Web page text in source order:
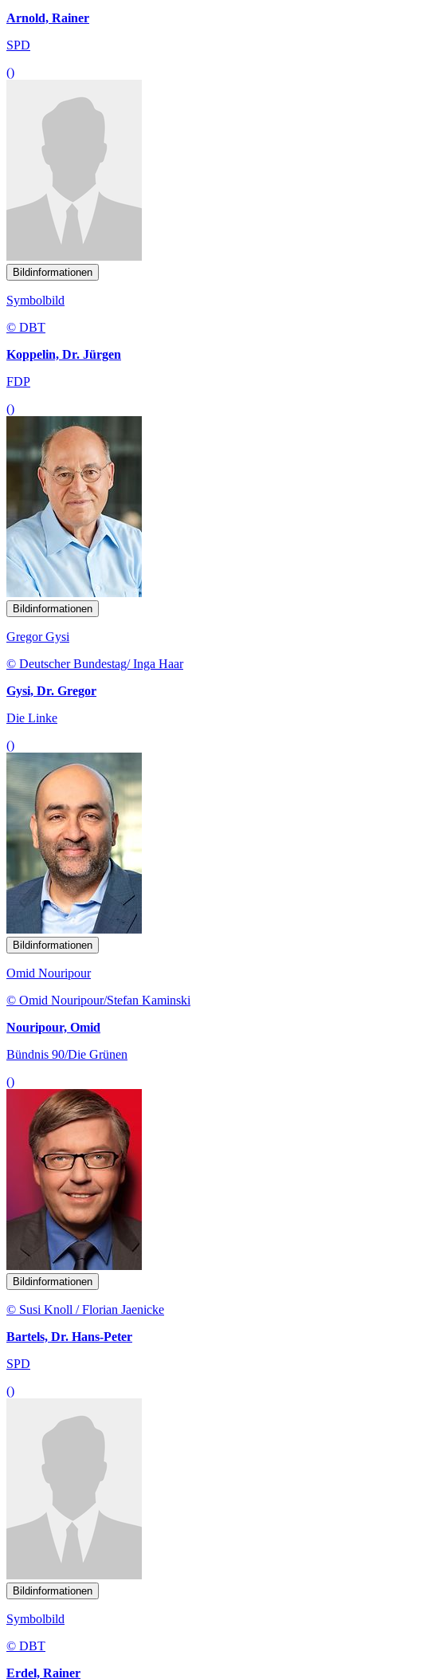
Arnold, Rainer
SPD
()
Bildinformationen
Symbolbild
© DBT
Koppelin, Dr. Jürgen
FDP
()
Bildinformationen
Gregor Gysi
© Deutscher Bundestag/ Inga Haar
Gysi, Dr. Gregor
Die Linke
()
Bildinformationen
Omid Nouripour
© Omid Nouripour/Stefan Kaminski
Nouripour, Omid
Bündnis 90/Die Grünen
()
Bildinformationen
© Susi Knoll / Florian Jaenicke
Bartels, Dr. Hans-Peter
SPD
()
Bildinformationen
Symbolbild
© DBT
Erdel, Rainer